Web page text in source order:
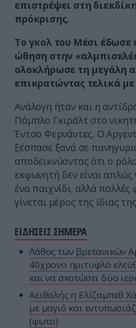
επιστρέψει στη
πρόκρισης.
Το γκολ του Μέσι έδωσε
ώθηση στην
ολοκλήρωσε τη μεγάλη
επικρατώντας τελικά με
Ανάλογη ήταν και η
Πάμπλο Γκιράλτ στο
Έντσο Φερνάντες. Ο
ξέσπασε ξανά σε
αποδεικνύοντας ότι ο
εκφωνητή δεν είναι απλώς
ένα παιχνίδι, αλλά πολλές
γίνεται μέρος της ίδιας
ΕΙΔΗΣΕΙΣ ΣΗΜΕΡΑ
Λάθος των βρετανικών
40χρονο ημιτυφλό
και να σκοτώσει δύο
Αειθαλής η Ελίζαμπεθ
με μαγιό και
(φωτο)